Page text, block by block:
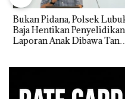
Bukan Pidana, Polsek Lubuk
Baja Hentikan Penyelidikan
Laporan Anak Dibawa Tanpa